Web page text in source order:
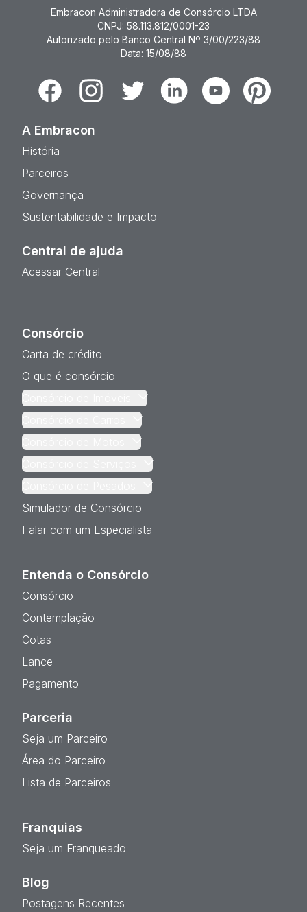
Embracon Administradora de Consórcio LTDA
CNPJ: 58.113.812/0001-23
Autorizado pelo Banco Central Nº 3/00/223/88
Data: 15/08/88
FacebookInstagramTwitter LinkedinYoutubePinterest
A Embracon
História
Parceiros
Governança
Sustentabilidade e Impacto
Central de ajuda
Acessar Central
Consórcio
Carta de crédito
O que é consórcio
Simulador de Consórcio
Falar com um Especialista
Entenda o Consórcio
Consórcio
Contemplação
Cotas
Lance
Pagamento
Parceria
Seja um Parceiro
Área do Parceiro
Lista de Parceiros
Franquias
Seja um Franqueado
Blog
Postagens Recentes